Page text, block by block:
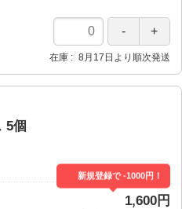
在庫 8月17日より順次発送
5個
新規登録で -1000円！
1,600円